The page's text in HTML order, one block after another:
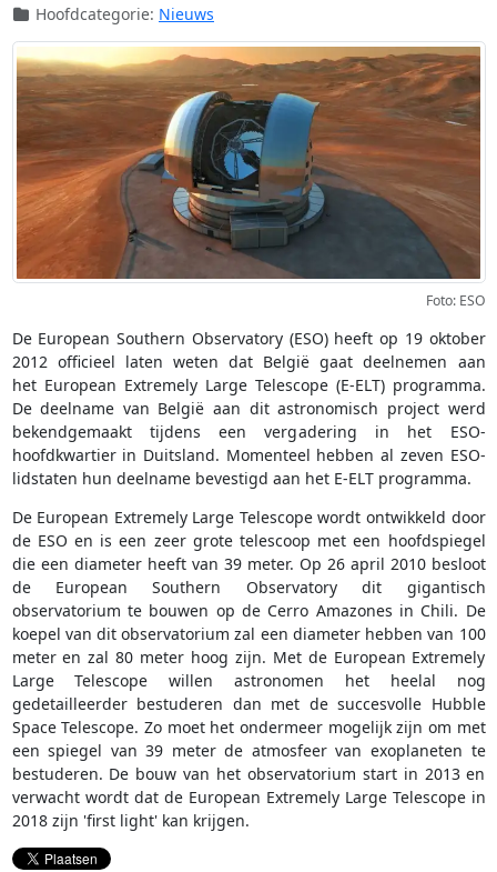
Hoofdcategorie: Nieuws
Foto: ESO
De European Southern Observatory (ESO) heeft op 19 oktober
2012 officieel laten weten dat België gaat deelnemen aan
het European Extremely Large Telescope (E-ELT) programma.
De deelname van België aan dit astronomisch project werd
bekendgemaakt tijdens een vergadering in het ESO-
hoofdkwartier in Duitsland. Momenteel hebben al zeven ESO-
lidstaten hun deelname bevestigd aan het E-ELT programma.
De European Extremely Large Telescope wordt ontwikkeld door
de ESO en is een zeer grote telescoop met een hoofdspiegel
die een diameter heeft van 39 meter. Op 26 april 2010 besloot
de European Southern Observatory dit gigantisch
observatorium te bouwen op de Cerro Amazones in Chili. De
koepel van dit observatorium zal een diameter hebben van 100
meter en zal 80 meter hoog zijn. Met de European Extremely
Large Telescope willen astronomen het heelal nog
gedetailleerder bestuderen dan met de succesvolle Hubble
Space Telescope. Zo moet het ondermeer mogelijk zijn om met
een spiegel van 39 meter de atmosfeer van exoplaneten te
bestuderen. De bouw van het observatorium start in 2013 en
verwacht wordt dat de European Extremely Large Telescope in
2018 zijn 'first light' kan krijgen.